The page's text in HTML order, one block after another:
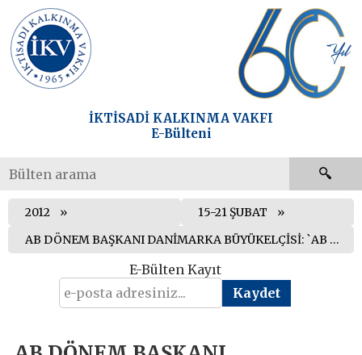
İKTİSADİ KALKINMA VAKFI
E-Bülteni
2012
15-21 ŞUBAT
AB DÖNEM BAŞKANI DANİMARKA BÜYÜKELÇİSİ: `AB SÜRECİNDE İVME İÇİN BİR BAŞLIK AÇILMALI`
E-Bülten Kayıt